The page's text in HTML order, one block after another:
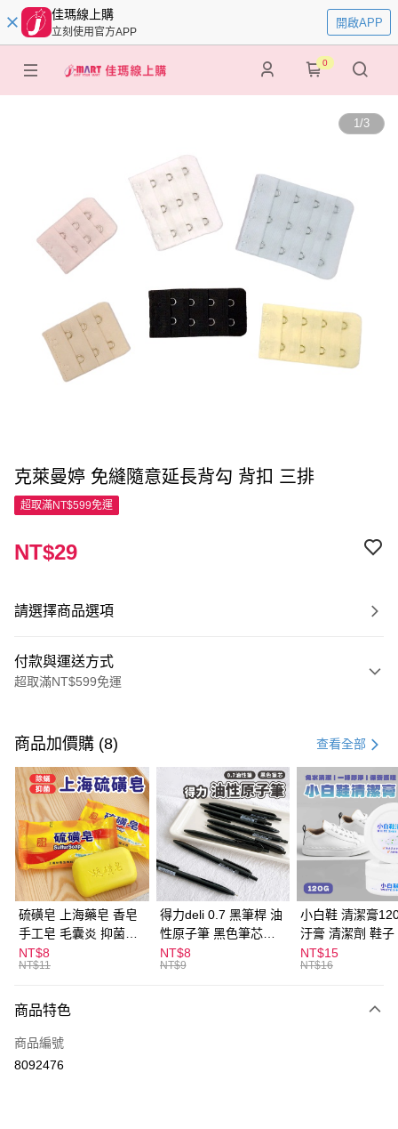
佳瑪線上購
立刻使用官方APP
開啟APP
0
1/3
克萊曼婷 免縫隨意延長背勾 背扣 三排
超取滿NT$599免運
NT$29
請選擇商品選項
付款與運送方式
超取滿NT$599免運
信用卡一次付款
超商取貨付款
LINE Pay
Apple Pay
街口支付
悠遊付
ATM付款
全家取貨付款
每筆NT$60，滿NT$599(含以上)免運費
付款後全家取貨
商品加價購 (8) 查看全部
硫磺皂 上海藥皂 香皂
手工皂 毛囊炎 抑菌除
蟎 清潔護膚 去油去痘
寵物皮膚病 狗狗貓咪
NT$8
NT$11
得力deli 0.7 黑筆桿 油
性原子筆 黑色筆芯
S304
NT$8
NT$9
小白鞋 清潔膏
汙膏 清潔劑 鞋子
漬 白皮鞋 鞋油
NT$15
NT$16
商品特色
商品編號
8092476